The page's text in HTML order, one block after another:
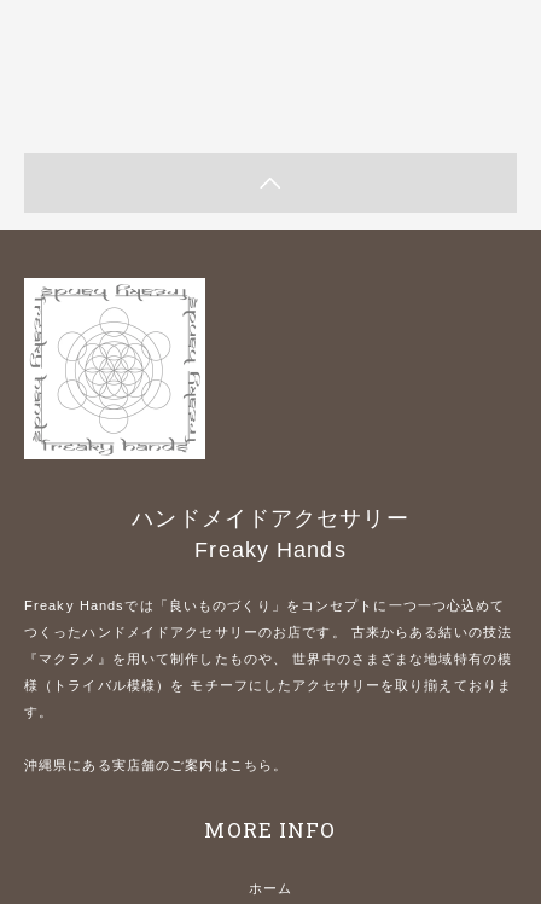
ハンドメイドアクセサリー
Freaky Hands
Freaky Handsでは「良いものづくり」をコンセプトに一つ一つ心込めて
つくったハンドメイドアクセサリーのお店です。 古来からある結いの技法
『マクラメ』を用いて制作したものや、 世界中のさまざまな地域特有の模
様（トライバル模様）を モチーフにしたアクセサリーを取り揃えておりま
す。
沖縄県にある実店舗のご案内はこちら。
MORE INFO
ホーム